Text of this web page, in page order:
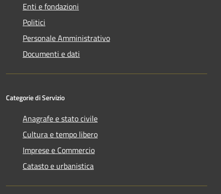
Enti e fondazioni
Politici
Personale Amministrativo
Documenti e dati
Categorie di Servizio
Anagrafe e stato civile
Cultura e tempo libero
Imprese e Commercio
Catasto e urbanistica